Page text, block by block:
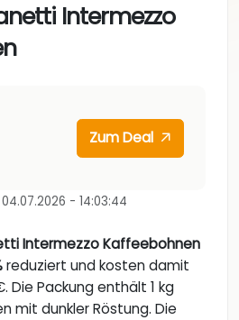
Intermezzo
Zum Deal
- 14:03:44
Intermezzo Kaffeebohnen
reduziert und kosten damit
Packung enthält 1 kg
mit dunkler Röstung. Die